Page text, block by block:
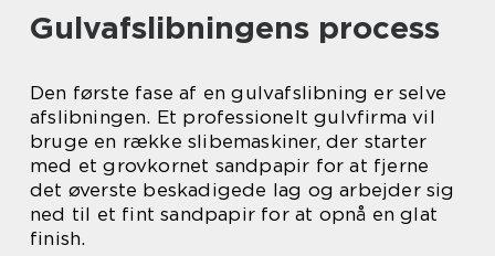
Gulvafslibningens process
Den første fase af en gulvafslibning er selve
afslibningen. Et professionelt gulvfirma vil
bruge en række slibemaskiner, der starter
med et grovkornet sandpapir for at fjerne
det øverste beskadigede lag og arbejder sig
ned til et fint sandpapir for at opnå en glat
finish.